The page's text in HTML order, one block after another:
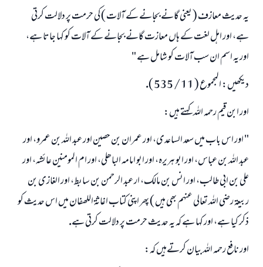
يہ حديث معازف ( يعنى گانے بجانے كے آلات ) كى حرمت پر دلالت كرتى
ہے، اور اہل لغت كے ہاں معازت گانے بجانے كے آلات كو كہا جاتا ہے،
اور يہ اسم ان سب آلات كو شامل ہے "
ديكھيں: المجموع ( 11 / 535 ).
اور ابن قيم رحمہ اللہ كہتے ہيں:
" اور اس باب ميں سعد الساعدى، اور عمران بن حصين اور عبد اللہ بن عمرو، اور
عبد اللہ بن عباس، اور ابو ہريرہ، اور ابو امامہ الباھلى، اور ام المومنين عائشہ، اور
على بن ابى طالب، اور انس بن مالك، ار عبد الرحمن بن سابط، اور الغازى بن
ربيعۃ رضى اللہ تعالى عنہم بھى ہيں ) پھر اپنى كتاب اغاثۃ اللھفان ميں اس حديث كو
ذكر كيا ہے، اور كہا ہے كہ يہ حديث حرمت پر دلالت كرتى ہے.
اور نافع رحمہ اللہ بيان كرتےہيں كہ: